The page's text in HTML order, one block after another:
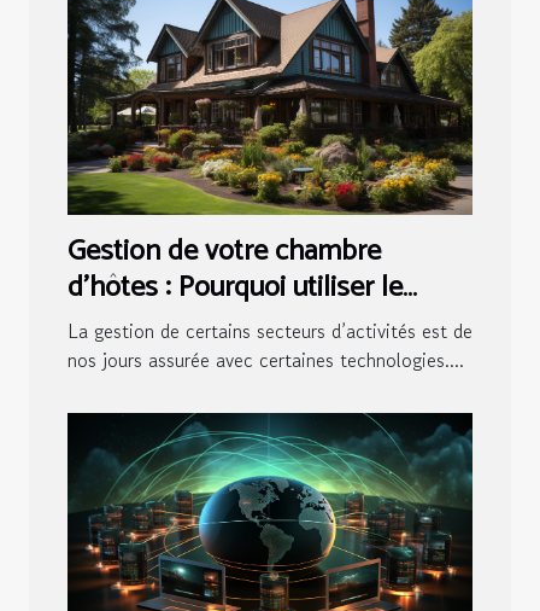
Gestion de votre chambre
d’hôtes : Pourquoi utiliser le
logiciel pour maisons d’hôtes ?
La gestion de certains secteurs d’activités est de
nos jours assurée avec certaines technologies....